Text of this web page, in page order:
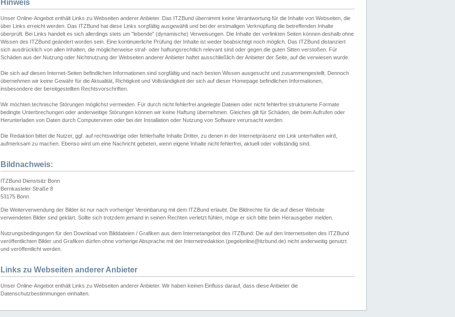
Hinweis
Unser Online-Angebot enthält Links zu Webseiten anderer Anbieter. Das ITZBund übernimmt keine Verantwortung für die Inhalte von Webseiten, die
über Links erreicht werden. Das ITZBund hat diese Links sorgfältig ausgewählt und bei der erstmaligen Verknüpfung die betreffenden Inhalte
überprüft. Bei Links handelt es sich allerdings stets um "lebende" (dynamische) Verweisungen. Die Inhalte der verlinkten Seiten können deshalb ohne
Wissen des ITZBund geändert worden sein. Eine kontinuierliche Prüfung der Inhalte ist weder beabsichtigt noch möglich. Das ITZBund distanziert
sich ausdrücklich von allen Inhalten, die möglicherweise straf- oder haftungsrechtlich relevant sind oder gegen die guten Sitten verstoßen. Für
Schäden aus der Nutzung oder Nichtnutzung der Webseiten anderer Anbieter haftet ausschließlich der Anbieter der Seite, auf die verwiesen wurde.
Die sich auf diesen Internet-Seiten befindlichen Informationen sind sorgfältig und nach besten Wissen ausgesucht und zusammengestellt. Dennoch
übernehmen wir keine Gewähr für die Aktualität, Richtigkeit und Vollständigkeit der sich auf dieser Homepage befindlichen Informationen,
insbesondere der bereitgestellten Rechtsvorschriften.
Wir möchten technische Störungen möglichst vermeiden. Für durch nicht fehlerfrei angelegte Dateien oder nicht fehlerfrei strukturierte Formate
bedingte Unterbrechungen oder anderweitige Störungen können wir keine Haftung übernehmen. Gleiches gilt für Schäden, die beim Aufrufen oder
Herunterladen von Daten durch Computerviren oder bei der Installation oder Nutzung von Software verursacht werden.
Die Redaktion bittet die Nutzer, ggf. auf rechtswidrige oder fehlerhafte Inhalte Dritter, zu denen in der Internetpräsenz ein Link unterhalten wird,
aufmerksam zu machen. Ebenso wird um eine Nachricht gebeten, wenn eigene Inhalte nicht fehlerfrei, aktuell oder vollständig sind.
Bildnachweis:
ITZBund Dienstsitz Bonn
Bernkasteler Straße 8
53175 Bonn
Die Weiterverwendung der Bilder ist nur nach vorheriger Vereinbarung mit dem ITZBund erlaubt. Die Bildrechte für die auf dieser Website
verwendeten Bilder sind geklärt. Sollte sich trotzdem jemand in seinen Rechten verletzt fühlen, möge er sich bitte beim Herausgeber melden.
Nutzungsbedingungen für den Download von Bilddateien / Grafiken aus dem Internetangebot des ITZBund: Die auf den Internetseiten des ITZBund
veröffentlichten Bilder und Grafiken dürfen ohne vorherige Absprache mit der Internetredaktion (pegelonline@itzbund.de) nicht anderweitig genutzt
und veröffentlicht werden.
Links zu Webseiten anderer Anbieter
Unser Online-Angebot enthält Links zu Webseiten anderer Anbieter. Wir haben keinen Einfluss darauf, dass diese Anbieter die
Datenschutzbestimmungen einhalten.